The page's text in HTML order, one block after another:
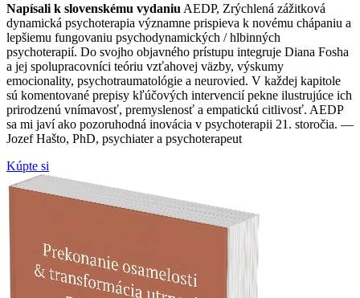
Napísali k slovenskému vydaniu AEDP, Zrýchlená zážitková
dynamická psychoterapia významne prispieva k novému chápaniu a
lepšiemu fungovaniu psychodynamických / hlbinných
psychoterapií. Do svojho objavného prístupu integruje Diana Fosha
a jej spolupracovníci teóriu vzťahovej väzby, výskumy
emocionality, psychotraumatológie a neurovied. V každej kapitole
sú komentované prepisy kľúčových intervencií pekne ilustrujúce ich
prirodzenú vnímavosť, premyslenosť a empatickú citlivosť. AEDP
sa mi javí ako pozoruhodná inovácia v psychoterapii 21. storočia. —
Jozef Hašto, PhD, psychiater a psychoterapeut
Kúpte si